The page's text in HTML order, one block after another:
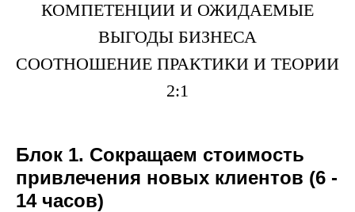
КОМПЕТЕНЦИИ И ОЖИДАЕМЫЕ
ВЫГОДЫ БИЗНЕСА
СООТНОШЕНИЕ ПРАКТИКИ И ТЕОРИИ
2:1
Блок 1. Сокращаем стоимость
привлечения новых клиентов (6 -
14 часов)